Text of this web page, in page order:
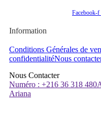
Facebook-f
Information
Conditions Générales de
confidentialitéNous
Nous Contacter
Numéro : +216 36 318 480
Ariana